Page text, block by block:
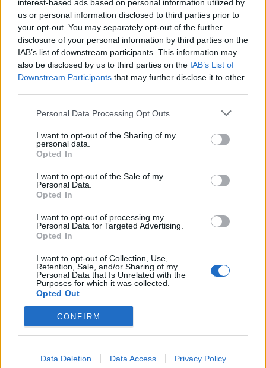
interest-based ads based on personal information utilized by
us or personal information disclosed to third parties prior to
your opt-out. You may separately opt-out of the further
disclosure of your personal information by third parties on the
IAB’s list of downstream participants. This information may
also be disclosed by us to third parties on the IAB’s List of
Downstream Participants that may further disclose it to other
Personal Data Processing Opt Outs
I want to opt-out of the Sharing of my
personal data.
Opted In
I want to opt-out of the Sale of my
Personal Data.
Opted In
I want to opt-out of processing my
Personal Data for Targeted Advertising.
Opted In
I want to opt-out of Collection, Use,
Retention, Sale, and/or Sharing of my
Personal Data that Is Unrelated with the
Purposes for which it was collected.
Opted Out
CONFIRM
Data Deletion Data Access Privacy Policy
ΣΧΕΤΙΚΑ ΑΡΘΡΑ